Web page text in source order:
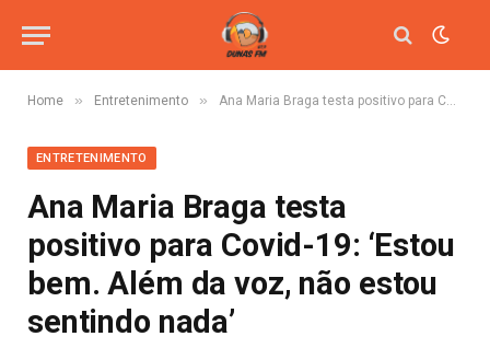
Home » Entretenimento » Ana Maria Braga testa positivo para Covid-19: ‘Estou bem. Além da voz, não estou sentindo nada’
ENTRETENIMENTO
Ana Maria Braga testa
positivo para Covid-19: ‘Estou
bem. Além da voz, não estou
sentindo nada’